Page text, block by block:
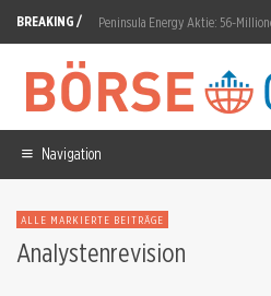
BREAKING / Peninsula Energy Aktie: 56-
D-Wave Quantum Aktie: IDC kürt
The Trade Desk Aktie: Q3-
Commerzbank Aktie: DZ Bank
Navigation
ALLE MARKIERTE BEITRÄGE
Analystenrevision